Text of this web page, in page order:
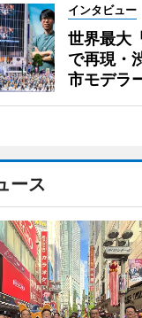
インタビュー
世界最大
で再現・
市モデラ
ース